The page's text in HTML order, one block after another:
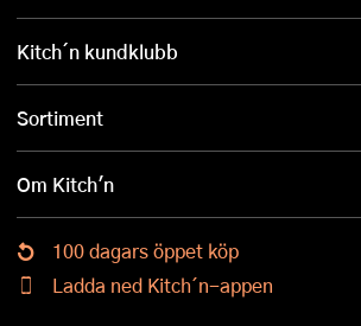
Kitch´n kundklubb
Sortiment
Om Kitch'n
100 dagars öppet köp
Ladda ned Kitch´n-appen